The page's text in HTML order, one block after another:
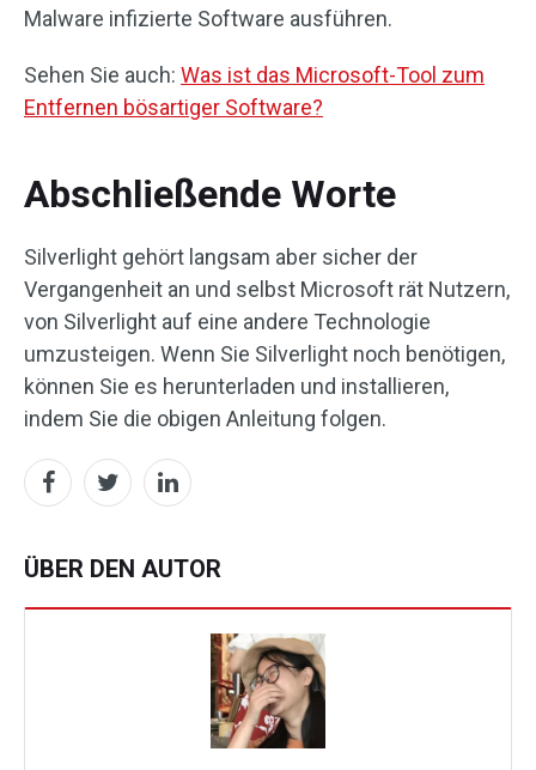
Malware infizierte Software ausführen.
Sehen Sie auch: Was ist das Microsoft-Tool zum
Entfernen bösartiger Software?
Abschließende Worte
Silverlight gehört langsam aber sicher der
Vergangenheit an und selbst Microsoft rät Nutzern,
von Silverlight auf eine andere Technologie
umzusteigen. Wenn Sie Silverlight noch benötigen,
können Sie es herunterladen und installieren,
indem Sie die obigen Anleitung folgen.
ÜBER DEN AUTOR